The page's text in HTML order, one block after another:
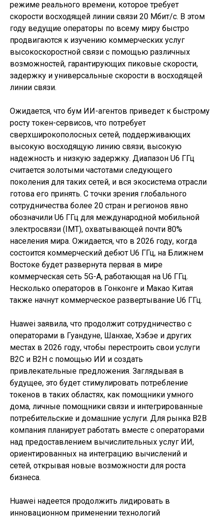
режиме реального времени, которое требует
скорости восходящей линии связи 20 Мбит/с. В этом
году ведущие операторы по всему миру быстро
продвигаются к изучению коммерческих услуг
высокоскоростной связи с помощью различных
возможностей, гарантирующих пиковые скорости,
задержку и универсальные скорости в восходящей
линии связи.
Ожидается, что бум ИИ-агентов приведет к быстрому
росту токен-сервисов, что потребует
сверхширокополосных сетей, поддерживающих
высокую восходящую линию связи, высокую
надежность и низкую задержку. Диапазон U6 ГГц
считается золотыми частотами следующего
поколения для таких сетей, и вся экосистема отрасли
готова его принять. С точки зрения глобального
сотрудничества более 20 стран и регионов явно
обозначили U6 ГГц для международной мобильной
электросвязи (IMT), охватывающей почти 80%
населения мира. Ожидается, что в 2026 году, когда
состоится коммерческий дебют U6 ГГц, на Ближнем
Востоке будет развернута первая в мире
коммерческая сеть 5G-A, работающая на U6 ГГц.
Несколько операторов в Гонконге и Макао Китая
также начнут коммерческое развертывание U6 ГГц.
Huawei заявила, что продолжит сотрудничество с
операторами в Гуандуне, Шанхае, Хэбэе и других
местах в 2026 году, чтобы перестроить свои услуги
B2C и B2H с помощью ИИ и создать
привлекательные предложения. Заглядывая в
будущее, это будет стимулировать потребление
токенов в таких областях, как помощники умного
дома, личные помощники связи и интегрированные
потребительские и домашние услуги. Для рынка B2B
компания планирует работать вместе с операторами
над предоставлением вычислительных услуг ИИ,
ориентированных на интеграцию вычислений и
сетей, открывая новые возможности для роста
бизнеса.
Huawei надеется продолжить лидировать в
инновационном применении технологий